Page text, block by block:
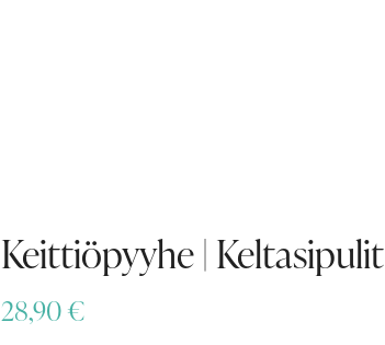
Keittiöpyyhe | Keltasipulit
28,90€